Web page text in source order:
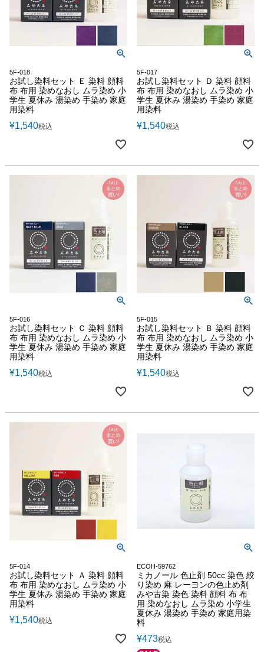
5F-018
お試し染料セット Ｅ 染料 顔料
布 布用 染めなおし ムラ染め 小
学生 夏休み 湯染め 手染め 家庭
用染料
¥1,540税込
5F-017
お試し染料セット Ｄ 染料 顔料
布 布用 染めなおし ムラ染め 小
学生 夏休み 湯染め 手染め 家庭
用染料
¥1,540税込
5F-016
お試し染料セット Ｃ 染料 顔料
布 布用 染めなおし ムラ染め 小
学生 夏休み 湯染め 手染め 家庭
用染料
¥1,540税込
5F-015
お試し染料セット Ｂ 染料 顔料
布 布用 染めなおし ムラ染め 小
学生 夏休み 湯染め 手染め 家庭
用染料
¥1,540税込
5F-014
お試し染料セット Ａ 染料 顔料
布 布用 染めなおし ムラ染め 小
学生 夏休み 湯染め 手染め 家庭
用染料
¥1,540税込
ECOH-59762
ミカノール 色止剤 50cc 染色 絞
り染め 麻 レーヨンの色止め剤
みや古染 染色 染料 顔料 布 布
用 染めなおし ムラ染め 小学生
夏休み 湯染め 手染め 家庭用染
料
¥473税込